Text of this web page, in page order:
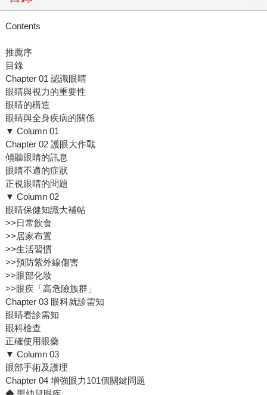
Contents
推薦序
目錄
Chapter 01 認識眼睛
眼睛與視力的重要性
眼睛的構造
眼睛與全身疾病的關係
▼ Column 01
Chapter 02 護眼大作戰
傾聽眼睛的訊息
眼睛不適的症狀
正視眼睛的問題
▼ Column 02
眼睛保健知識大補帖
>>日常飲食
>>居家布置
>>生活習慣
>>預防紫外線傷害
>>眼部化妝
>>眼疾「高危險族群」
Chapter 03 眼科就診需知
眼睛看診需知
眼科檢查
正確使用眼藥
▼ Column 03
眼部手術及護理
Chapter 04 增強眼力101個關鍵問題